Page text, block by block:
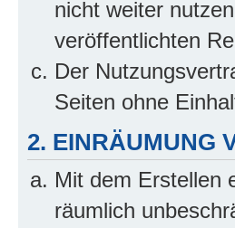
nicht weiter
veröffentlichten
Der
Seiten ohne
2. EINRÄUMUNG
Mit dem Erstellen
räumlich